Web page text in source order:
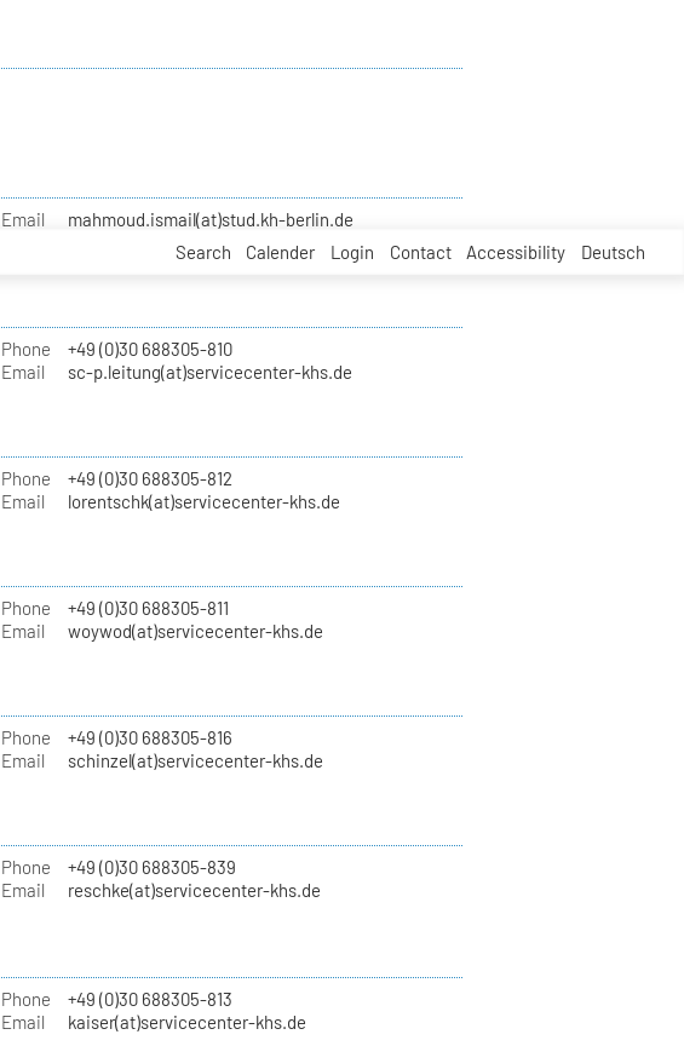
Search Calender Login Contact Accessibility Deutsch
Email mahmoud.ismail(at)stud.kh-berlin.de
Phone
+49 (0)30 688305-810
Email
sc-p.leitung(at)servicecenter-khs.de
Phone
+49 (0)30 688305-812
Email
lorentschk(at)servicecenter-khs.de
Phone
+49 (0)30 688305-811
Email
woywod(at)servicecenter-khs.de
Phone
+49 (0)30 688305-816
Email
schinzel(at)servicecenter-khs.de
Phone
+49 (0)30 688305-839
Email
reschke(at)servicecenter-khs.de
Phone
+49 (0)30 688305-813
Email
kaiser(at)servicecenter-khs.de